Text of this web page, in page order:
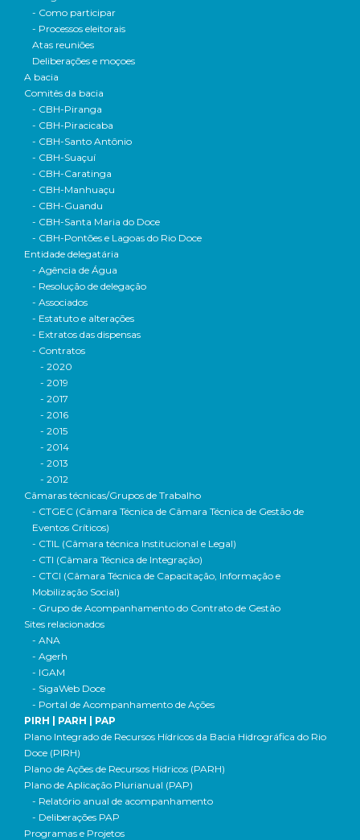
- Como participar
- Processos eleitorais
Atas reuniões
Deliberações e moçoes
A bacia
Comitês da bacia
- CBH-Piranga
- CBH-Piracicaba
- CBH-Santo Antônio
- CBH-Suaçuí
- CBH-Caratinga
- CBH-Manhuaçu
- CBH-Guandu
- CBH-Santa Maria do Doce
- CBH-Pontões e Lagoas do Rio Doce
Entidade delegatária
- Agência de Água
- Resolução de delegação
- Associados
- Estatuto e alterações
- Extratos das dispensas
- Contratos
- 2020
- 2019
- 2017
- 2016
- 2015
- 2014
- 2013
- 2012
Câmaras técnicas/Grupos de Trabalho
- CTGEC (Câmara Técnica de Câmara Técnica de Gestão de
Eventos Críticos)
- CTIL (Câmara técnica Institucional e Legal)
- CTI (Câmara Técnica de Integração)
- CTCI (Câmara Técnica de Capacitação, Informação e
Mobilização Social)
- Grupo de Acompanhamento do Contrato de Gestão
Sites relacionados
- ANA
- Agerh
- IGAM
- SigaWeb Doce
- Portal de Acompanhamento de Ações
PIRH | PARH | PAP
Plano Integrado de Recursos Hídricos da Bacia Hidrográfica do Rio
Doce (PIRH)
Plano de Ações de Recursos Hídricos (PARH)
Plano de Aplicação Plurianual (PAP)
- Relatório anual de acompanhamento
- Deliberações PAP
Programas e Projetos